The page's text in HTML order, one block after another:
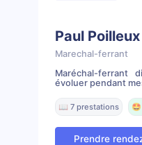
Paul Poilleux
Marechal-ferrant
Maréchal-ferrant
évoluer pendant
📖 7 prestations
Prendre